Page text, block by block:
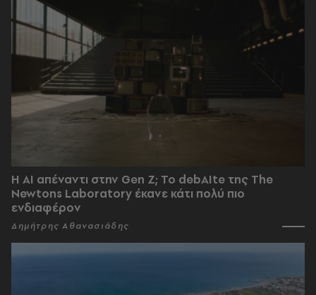
Η AI απέναντι στην Gen Z; Το debAIte της The
Newtons Laboratory έκανε κάτι πολύ πιο
ενδιαφέρον
Δημήτρης Αθανασιάδης